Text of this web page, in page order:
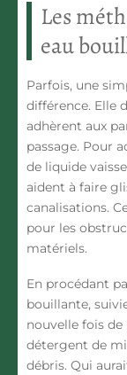
Les
eau
Parfois, une
différence. Elle
adhèrent aux
passage. Pour
de liquide
aident à faire
canalisations.
pour les
matériels.
En procédant
bouillante,
nouvelle fois de
détergent de
débris. Qui